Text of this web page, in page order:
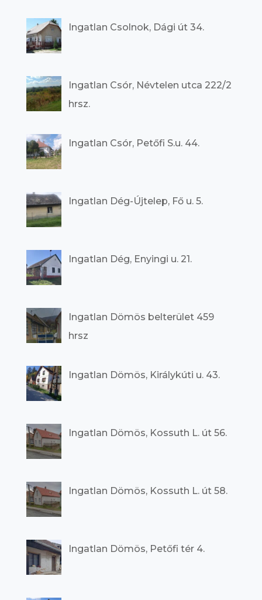
Ingatlan Csolnok, Dági út 34.
Ingatlan Csór, Névtelen utca 222/2
hrsz.
Ingatlan Csór, Petőfi S.u. 44.
Ingatlan Dég-Újtelep, Fő u. 5.
Ingatlan Dég, Enyingi u. 21.
Ingatlan Dömös belterület 459
hrsz
Ingatlan Dömös, Királykúti u. 43.
Ingatlan Dömös, Kossuth L. út 56.
Ingatlan Dömös, Kossuth L. út 58.
Ingatlan Dömös, Petőfi tér 4.